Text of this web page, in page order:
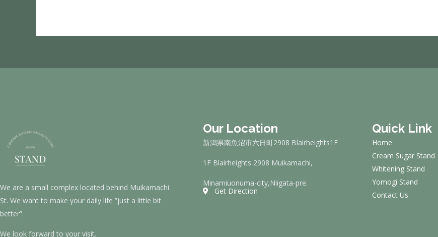
We are a small complex located behind Muikamachi
St. We want to make your daily life ”just a little bit
better”.
We look forward to your visit.
Our Location
新潟県南魚沼市六日町2908 Blairheights1F
1F Blairheights 2908 Muikamachi,
Minamiuonuma-city,Niigata-pre.
Get Direction
Quick Link
Home
Cream Sugar Stand
Whitening Stand
Yomogi Stand
Contact Us